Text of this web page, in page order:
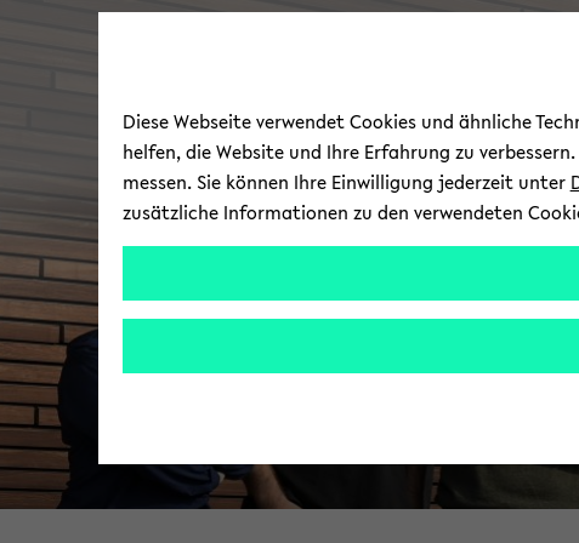
Diese Webseite verwendet Cookies und ähnliche
helfen, die Website und Ihre Erfahrung zu
messen. Sie können Ihre Einwilligung jederzeit unter
zusätzliche Informationen zu den verwendeten